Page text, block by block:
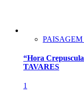
“Hora
TAVARES
1